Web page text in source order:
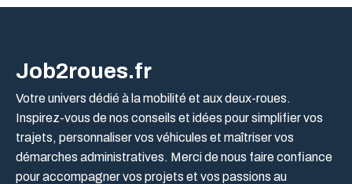
Job2roues.fr
Votre univers dédié à la mobilité et aux deux-roues.
Inspirez-vous de nos conseils et idées pour simplifier vos
trajets, personnaliser vos véhicules et maîtriser vos
démarches administratives. Merci de nous faire confiance
pour accompagner vos projets et vos passions au